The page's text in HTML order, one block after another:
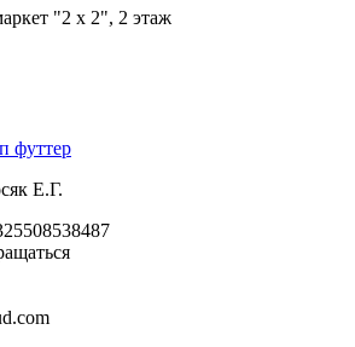
"2 х 2", 2 этаж
Е.Г.